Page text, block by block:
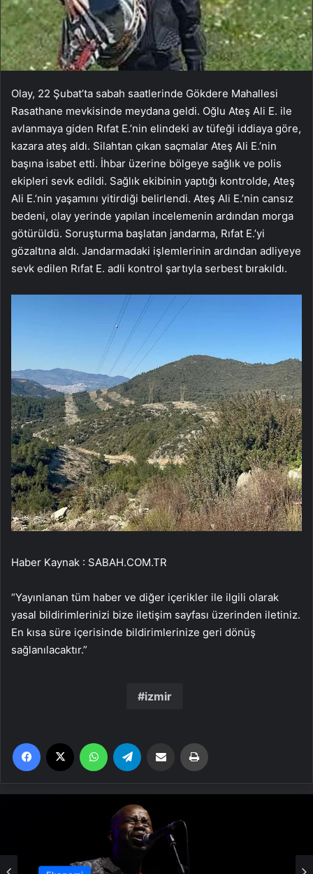
Olay, 22 Şubat’ta sabah saatlerinde Gökdere Mahallesi
Rasathane mevkisinde meydana geldi. Oğlu Ateş Ali E. ile
avlanmaya giden Rıfat E.’nin elindeki av tüfeği iddiaya göre,
kazara ateş aldı. Silahtan çıkan saçmalar Ateş Ali E.’nin
başına isabet etti. İhbar üzerine bölgeye sağlık ve polis
ekipleri sevk edildi. Sağlık ekibinin yaptığı kontrolde, Ateş
Ali E.’nin yaşamını yitirdiği belirlendi. Ateş Ali E.’nin cansız
bedeni, olay yerinde yapılan incelemenin ardından morga
götürüldü. Soruşturma başlatan jandarma, Rıfat E.’yi
gözaltına aldı. Jandarmadaki işlemlerinin ardından adliyeye
sevk edilen Rıfat E. adli kontrol şartıyla serbest bırakıldı.
Haber Kaynak : SABAH.COM.TR
“Yayınlanan tüm haber ve diğer içerikler ile ilgili olarak
yasal bildirimlerinizi bize iletişim sayfası üzerinden iletiniz.
En kısa süre içerisinde bildirimlerinize geri dönüş
sağlanılacaktır.”
izmir
Facebook WhatsApp Email'den paylaş